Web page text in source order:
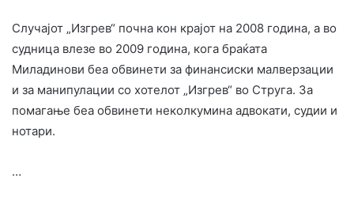
Случајот „Изгрев“ почна кон крајот на 2008 година, а во
судница влезе во 2009 година, кога браќата
Миладинови беа обвинети за финансиски малверзации
и за манипулации со хотелот „Изгрев“ во Струга. За
помагање беа обвинети неколкумина адвокати, судии и
нотари.
…